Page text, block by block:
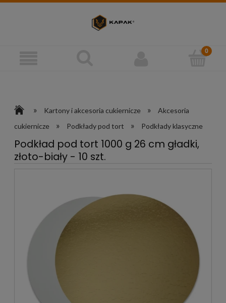
» Kartony i akcesoria cukiernicze »
Akcesoria
cukiernicze
» Podkłady pod tort » Podkłady klasyczne
Podkład pod tort 1000 g 26 cm gładki,
złoto-biały - 10 szt.